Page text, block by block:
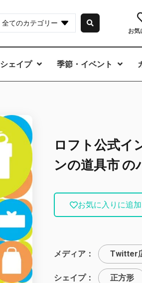
全てのカテゴリー
お気
シェイプ 季節・イベント
ロフト公式イ
ンの道具市 の
お気に入りに追加
メディア： Twitter
シェイプ： 正方形